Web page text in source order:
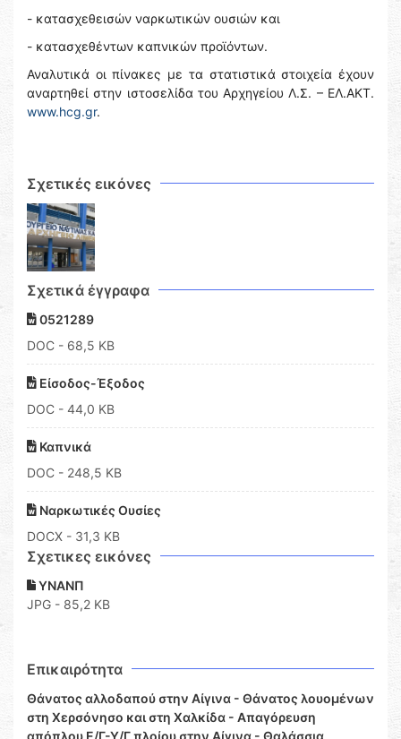
- κατασχεθεισών ναρκωτικών ουσιών και
- κατασχεθέντων καπνικών προϊόντων.
Αναλυτικά οι πίνακες με τα στατιστικά στοιχεία έχουν
αναρτηθεί στην ιστοσελίδα του Αρχηγείου Λ.Σ. – ΕΛ.ΑΚΤ.
www.hcg.gr.
Σχετικές εικόνες
Σχετικά έγγραφα
0521289
DOC - 68,5 KB
Είσοδος-Έξοδος
DOC - 44,0 KB
Καπνικά
DOC - 248,5 KB
Ναρκωτικές Ουσίες
DOCX - 31,3 KB
Σχετικες εικόνες
ΥΝΑΝΠ
JPG - 85,2 KB
Επικαιρότητα
Θάνατος αλλοδαπού στην Αίγινα - Θάνατος λουομένων
στη Χερσόνησο και στη Χαλκίδα - Απαγόρευση